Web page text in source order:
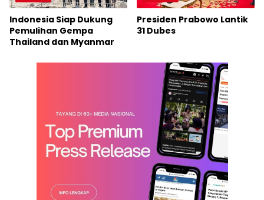
Indonesia Siap Dukung
Pemulihan Gempa
Thailand dan Myanmar
Presiden Prabowo Lantik
31 Dubes